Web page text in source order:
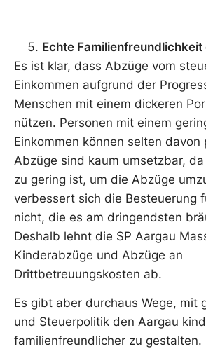
Echte
Es ist klar, dass Abzüge vom
Einkommen aufgrund der
Menschen mit einem dickeren
nützen. Personen mit einem
Einkommen können selten davon
Abzüge sind kaum umsetzbar,
zu gering ist, um die Abzüge
verbessert sich die Besteuerung
nicht, die es am dringendsten
Deshalb lehnt die SP Aargau
Kinderabzüge und Abzüge an
Drittbetreuungskosten ab.
Es gibt aber durchaus Wege, mit
und Steuerpolitik den Aargau
familienfreundlicher zu gestalten.